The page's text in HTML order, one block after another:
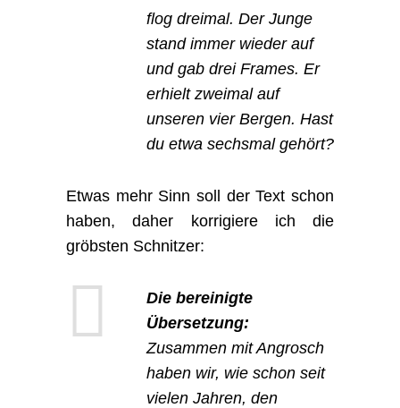
flog dreimal. Der Junge
stand immer wieder auf
und gab drei Frames. Er
erhielt zweimal auf
unseren vier Bergen. Hast
du etwa sechsmal gehört?
Etwas mehr Sinn soll der Text schon
haben, daher korrigiere ich die
gröbsten Schnitzer:
Die bereinigte
Übersetzung:
Zusammen mit Angrosch
haben wir, wie schon seit
vielen Jahren, den